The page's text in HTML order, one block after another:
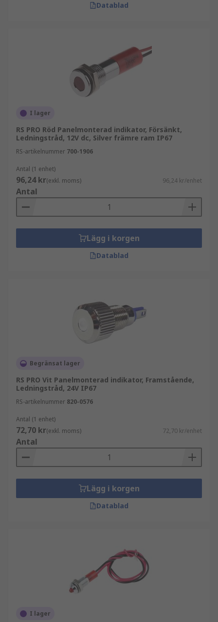
Datablad
I lager
RS PRO Röd Panelmonterad indikator, Försänkt,
Ledningstråd, 12V dc, Silver främre ram IP67
RS-artikelnummer 700-1906
Antal (1 enhet)
96,24 kr(exkl. moms) 96,24 kr/enhet
Antal
Lägg i korgen
Datablad
Begränsat lager
RS PRO Vit Panelmonterad indikator, Framstående,
Ledningstråd, 24V IP67
RS-artikelnummer 820-0576
Antal (1 enhet)
72,70 kr(exkl. moms) 72,70 kr/enhet
Antal
Lägg i korgen
Datablad
I lager